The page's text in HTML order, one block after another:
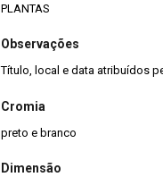
PLANTAS
Observações
Título, local e data atribuídos
Cromia
preto e branco
Dimensão